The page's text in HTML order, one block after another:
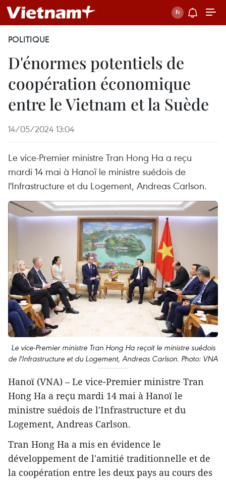
POLITIQUE
D'énormes potentiels de
coopération économique
entre le Vietnam et la Suède
14/05/2024 13:04
Le vice-Premier ministre Tran Hong Ha a reçu
mardi 14 mai à Hanoï le ministre suédois de
l'Infrastructure et du Logement, Andreas Carlson.
Le vice-Premier ministre Tran Hong Ha reçoit le ministre suédois
de l'Infrastructure et du Logement, Andreas Carlson. Photo: VNA
Hanoï (VNA) – Le vice-Premier ministre Tran
Hong Ha a reçu mardi 14 mai à Hanoï le
ministre suédois de l'Infrastructure et du
Logement, Andreas Carlson.
Tran Hong Ha a mis en évidence le
développement de l'amitié traditionnelle et de
la coopération entre les deux pays au cours des